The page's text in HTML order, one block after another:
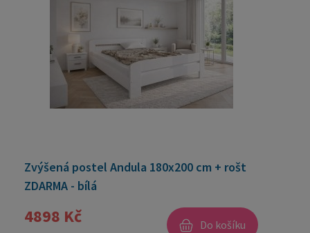
Zvýšená postel Andula 180x200 cm + rošt
ZDARMA - bílá
4898 Kč Do košíku